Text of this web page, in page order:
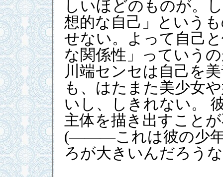
しいほどのものが。
想的な自己」という
せない。よって自己
な関係性」っていう
川端センセは自己を
も、はたまた美少女
いし、しきれない。
主体を描き出すこと
(―――これは彼の少年
ろが大きいんだろう